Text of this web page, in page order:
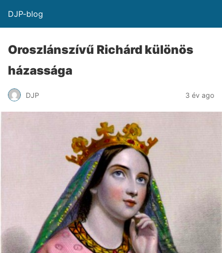
DJP-blog
Oroszlánszívű Richárd különös
házassága
DJP 3 év ago